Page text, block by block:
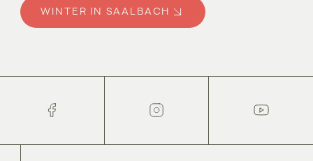
WINTER IN SAALBACH